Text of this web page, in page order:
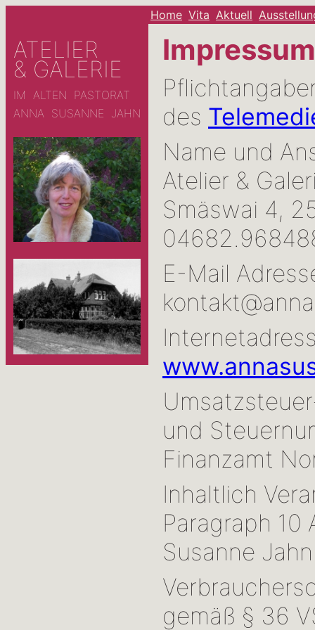
Home Vita Aktuell
ATELIER
& GALERIE
IM ALTEN PASTORAT
ANNA SUSANNE JAHN
Impressum
des
Name und
Atelier &
Smäswai 4,
E-Mail
und
Finanzamt
Inhaltlich
Paragraph 10
Susanne
gemäß § 36